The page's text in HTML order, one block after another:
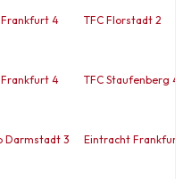
4 TFC Florstadt 2
4 TFC Staufenberg 4
Darmstadt 3 Eintracht Frankfurt